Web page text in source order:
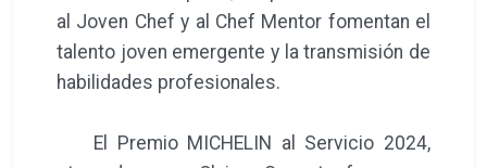
al Joven Chef y al Chef Mentor fomentan el
talento joven emergente y la transmisión de
habilidades profesionales.
El Premio MICHELIN al Servicio 2024,